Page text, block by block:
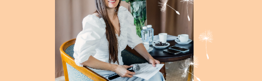
500 +
сессий проведено
довольным клиентам
200 +